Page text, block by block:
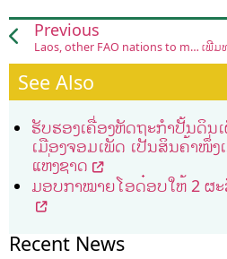
Previous
Laos, other FAO nations to mull effects of COVID-19, climate change on farming
See Also
ຮັບຮອງເຄື່ອງຫັດຖະກຳປັ້ນດິນ
ເມືອງຈອມເພັດ ເປັນສິນຄ້າໜຶ່
ແຫ່ງຊາດ
ມອບກາໝາຍໂອດ໋ອບໃຫ້ 2 ຜ
Recent News